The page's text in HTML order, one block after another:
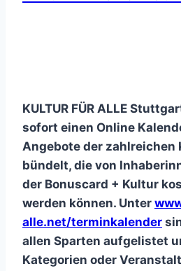
KULTUR FÜR ALLE
sofort einen Online
Angebote der zahlreichen
bündelt, die von
der Bonuscard + Kultur
werden können. Unter
alle.net/terminkalender
allen Sparten aufgelistet
Kategorien oder